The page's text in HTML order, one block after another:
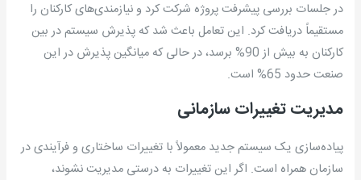
در جلسات بررسی پیشرفت پروژه شرکت کرد و نیازمندی‌های کارکنان را
مستقیماً دریافت کرد. این تعامل باعث شد که پذیرش سیستم در بین
کارکنان به بیش از 90% برسد، در حالی که میانگین پذیرش در این
صنعت حدود 65% است.
مدیریت تغییرات سازمانی
پیاده‌سازی یک سیستم جدید معمولاً با تغییرات ساختاری و فرآیندی در
سازمان همراه است. اگر این تغییرات به درستی مدیریت نشوند،